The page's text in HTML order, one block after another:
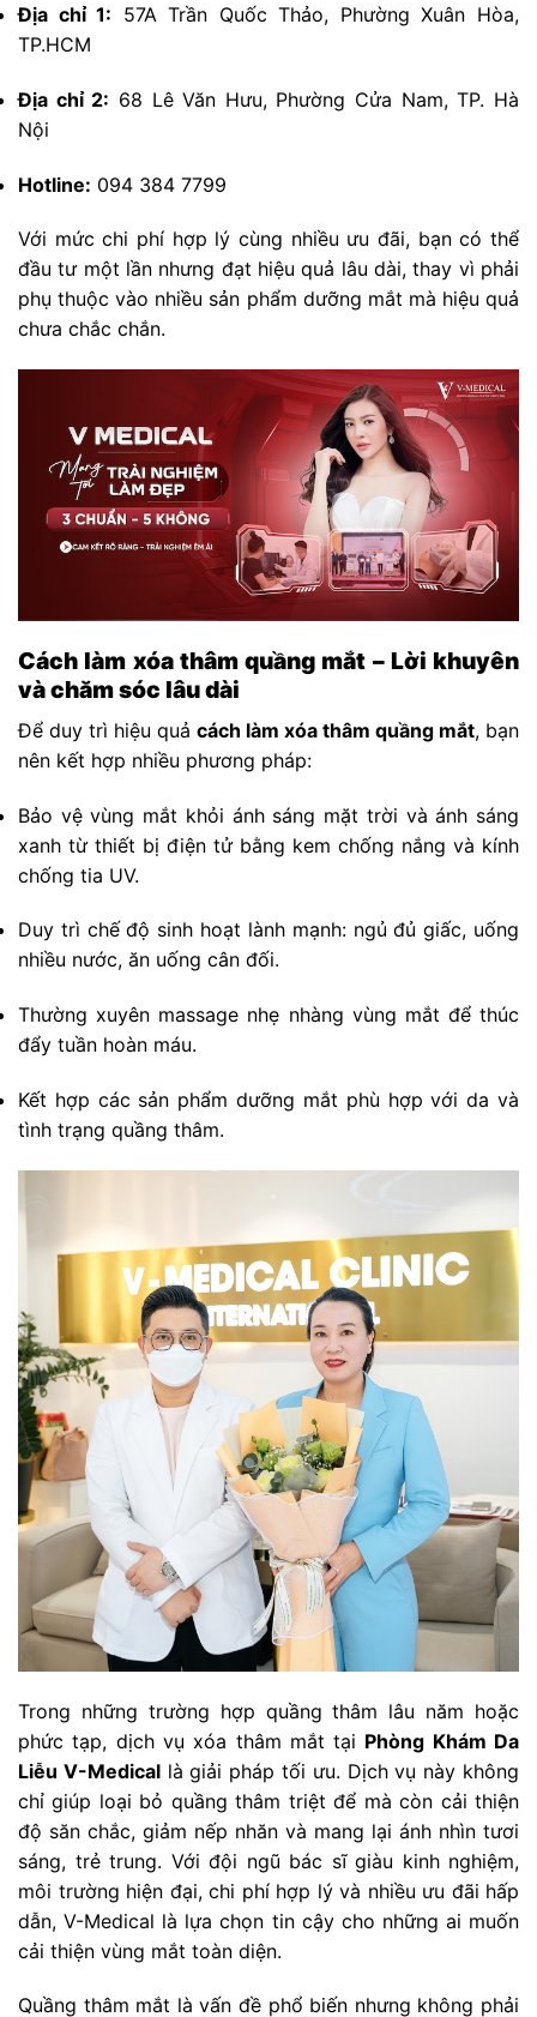
Địa chỉ 1: 57A Trần Quốc Thảo, Phường Xuân Hòa,
TP.HCM
Địa chỉ 2: 68 Lê Văn Hưu, Phường Cửa Nam, TP. Hà
Nội
Hotline: 094 384 7799
Với mức chi phí hợp lý cùng nhiều ưu đãi, bạn có thể
đầu tư một lần nhưng đạt hiệu quả lâu dài, thay vì phải
phụ thuộc vào nhiều sản phẩm dưỡng mắt mà hiệu quả
chưa chắc chắn.
Cách làm xóa thâm quầng mắt – Lời khuyên
và chăm sóc lâu dài
Để duy trì hiệu quả cách làm xóa thâm quầng mắt, bạn
nên kết hợp nhiều phương pháp:
Bảo vệ vùng mắt khỏi ánh sáng mặt trời và ánh sáng
xanh từ thiết bị điện tử bằng kem chống nắng và kính
chống tia UV.
Duy trì chế độ sinh hoạt lành mạnh: ngủ đủ giấc, uống
nhiều nước, ăn uống cân đối.
Thường xuyên massage nhẹ nhàng vùng mắt để thúc
đẩy tuần hoàn máu.
Kết hợp các sản phẩm dưỡng mắt phù hợp với da và
tình trạng quầng thâm.
Trong những trường hợp quầng thâm lâu năm hoặc
phức tạp, dịch vụ xóa thâm mắt tại Phòng Khám Da
Liễu V-Medicallà giải pháp tối ưu. Dịch vụ này không
chỉ giúp loại bỏ quầng thâm triệt để mà còn cải thiện
độ săn chắc, giảm nếp nhăn và mang lại ánh nhìn tươi
sáng, trẻ trung. Với đội ngũ bác sĩ giàu kinh nghiệm,
môi trường hiện đại, chi phí hợp lý và nhiều ưu đãi hấp
dẫn, V-Medical là lựa chọn tin cậy cho những ai muốn
cải thiện vùng mắt toàn diện.
Quầng thâm mắt là vấn đề phổ biến nhưng không phải